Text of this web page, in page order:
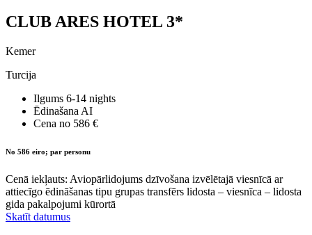
CLUB ARES HOTEL 3*
Kemer
Turcija
Ilgums 6-14 nights
Ēdinašana AI
Cena no 586 €
No 586 eiro; par personu
Cenā iekļauts: Aviopārlidojums dzīvošana izvēlētajā viesnīcā ar
attiecīgo ēdināšanas tipu grupas transfērs lidosta – viesnīca – lidosta
gida pakalpojumi kūrortā
Skatīt datumus